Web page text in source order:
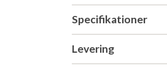
Specifikationer
Levering